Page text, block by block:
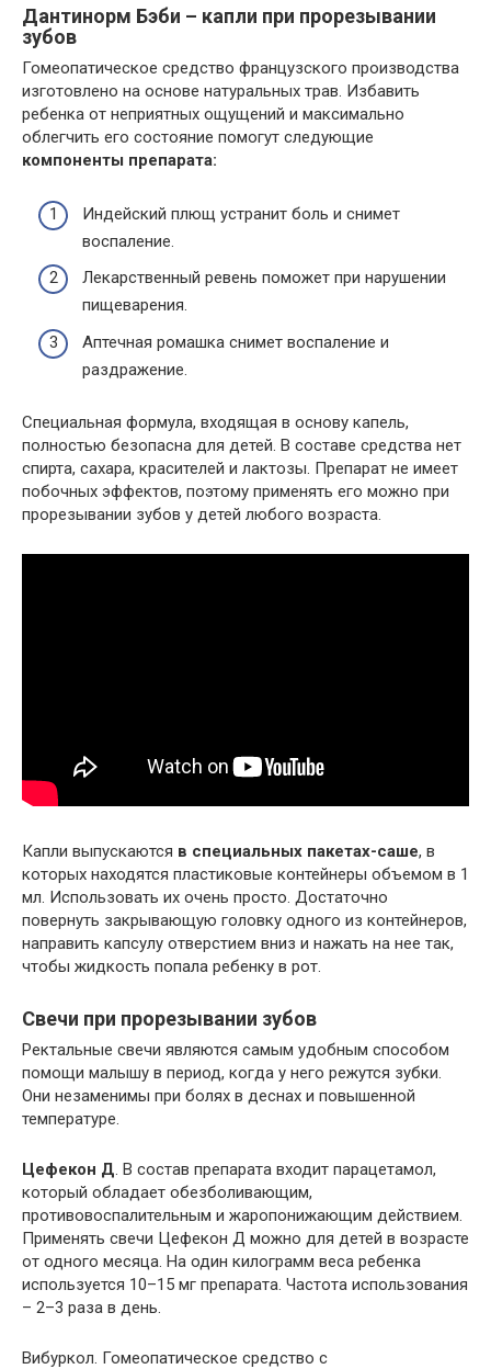
Дантинорм Бэби – капли при прорезывании
зубов
Гомеопатическое средство французского производства
изготовлено на основе натуральных трав. Избавить
ребенка от неприятных ощущений и максимально
облегчить его состояние помогут следующие
компоненты препарата:
Индейский плющ устранит боль и снимет
воспаление.
Лекарственный ревень поможет при нарушении
пищеварения.
Аптечная ромашка снимет воспаление и
раздражение.
Специальная формула, входящая в основу капель,
полностью безопасна для детей. В составе средства нет
спирта, сахара, красителей и лактозы. Препарат не имеет
побочных эффектов, поэтому применять его можно при
прорезывании зубов у детей любого возраста.
Капли выпускаются в специальных пакетах-саше, в
которых находятся пластиковые контейнеры объемом в 1
мл. Использовать их очень просто. Достаточно
повернуть закрывающую головку одного из контейнеров,
направить капсулу отверстием вниз и нажать на нее так,
чтобы жидкость попала ребенку в рот.
Свечи при прорезывании зубов
Ректальные свечи являются самым удобным способом
помощи малышу в период, когда у него режутся зубки.
Они незаменимы при болях в деснах и повышенной
температуре.
Цефекон Д . В состав препарата входит парацетамол,
который обладает обезболивающим,
противовоспалительным и жаропонижающим действием.
Применять свечи Цефекон Д можно для детей в возрасте
от одного месяца. На один килограмм веса ребенка
используется 10–15 мг препарата. Частота использования
– 2–3 раза в день.
Вибуркол. Гомеопатическое средство с